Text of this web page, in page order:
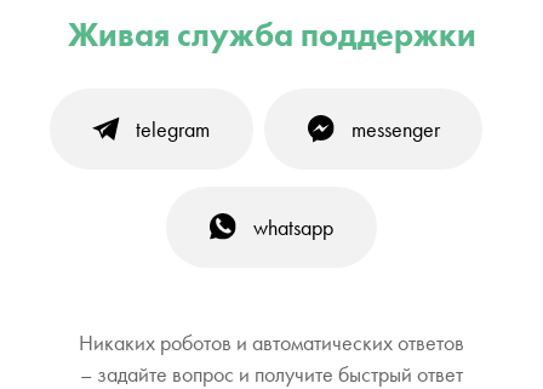
Живая служба поддержки
telegram messenger
whatsapp
Никаких роботов и автоматических ответов
– задайте вопрос и получите быстрый ответ